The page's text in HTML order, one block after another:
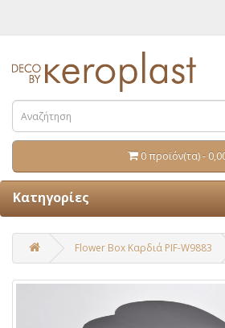
0 προϊόν(τα) -
Κατηγορίες
Flower Box Καρδιά PIF-W9883